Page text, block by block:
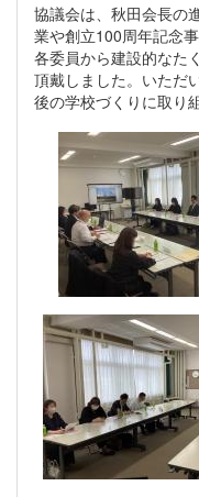
協議会は、秋田会長の
業や創立100周年記念
各委員から建設的なた
頂戴しました。いただ
後の学校づくりに取り